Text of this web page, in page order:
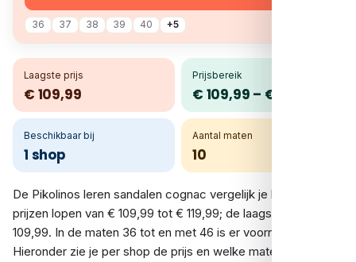
36 37 38 39 40 +5
Laagste prijs
€ 109,99
Prijsbereik
€ 109,99 – € 119,99
Beschikbaar bij
1 shop
Aantal maten
10
De Pikolinos leren sandalen cognac vergelijk je bij 1 shop. De
prijzen lopen van € 109,99 tot € 119,99; de laagste is €
109,99. In de maten 36 tot en met 46 is er voorraad.
Hieronder zie je per shop de prijs en welke maten op